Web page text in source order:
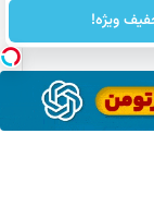
ویژه!